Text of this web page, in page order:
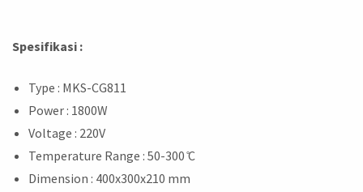
Spesifikasi :
Type : MKS-CG811
Power : 1800W
Voltage : 220V
Temperature Range : 50-300 ̊C
Dimension : 400x300x210 mm